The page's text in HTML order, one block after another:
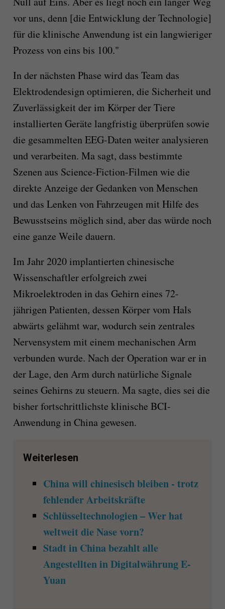
vor uns, denn [die Entwicklung der Technologie]
für die klinische Anwendung ist ein langwieriger
Prozess von eins bis 100."
In der nächsten Phase wird das Team das
Elektrodendesign optimieren, die Sicherheit und
Zuverlässigkeit der im Körper der Tiere
installierten Geräte langfristig überprüfen sowie
die gesammelten EEG-Daten weiter analysieren
und verarbeiten. Ma sagt, dass bestimmte
Szenen aus Science-Fiction-Filmen wie die
direkte Anzeige der Gedanken von Menschen
und das Lenken von Fahrzeugen mit Hilfe des
Bewusstseins möglich sind, aber das würde noch
eine ganze Weile dauern.
Im Jahr 2020 implantierten chinesische
Wissenschaftler erfolgreich zwei
Mikroelektroden in das Gehirn eines 72-
jährigen Patienten, dessen Körper vom Hals
abwärts gelähmt war, wodurch sein zentrales
Nervensystem mit einem mechanischen Arm
verbunden wurde. Nach der Operation war er in
der Lage, den Arm durch natürliche Signale
seines Gehirns zu steuern. Ma sagte, dies sei die
bisher fortschrittlichste klinische BCI-
Anwendung in China gewesen.
Weiterlesen
China will chinesisch bleiben - trotz
fehlender Arbeitskräfte
Schlüsseltechnologien – Wer hat
weltweit die Nase vorn?
Stadt in China bezahlt alle
Angestellten in Digitalwährung E-
Yuan